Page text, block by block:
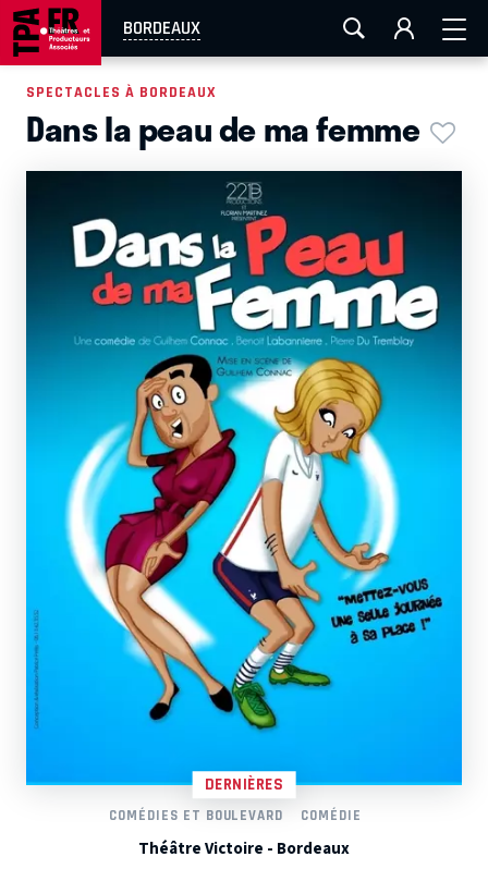
BORDEAUX
AIX-MARSEILLE AURAY LA ROCHELLE
EN TOURNÉE
DERNIÈRES
SPECTACLES À BORDEAUX
Dans la peau de ma femme
COMÉDIES ET BOULEVARD COMÉDIE
Théâtre Victoire - Bordeaux